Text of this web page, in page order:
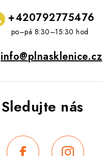
info@plnasklenice.cz
+420792775476